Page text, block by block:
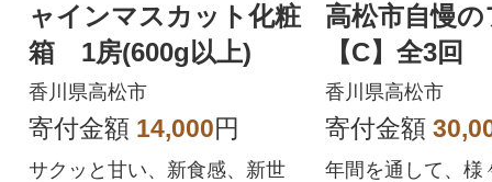
ャインマスカット化粧
箱 1房(600g以上)
香川県高松市
寄付金額 14,000円
サクッと甘い、新食感、新世
高松市自慢
【C】全3回
香川県高松市
寄付金額
年間を通して、様